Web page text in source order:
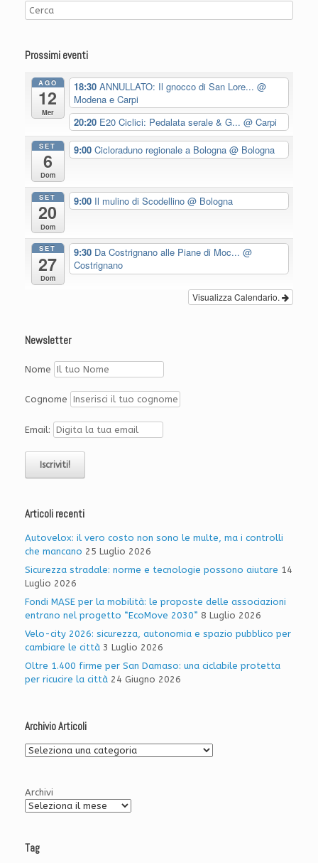
Prossimi eventi
AGO
12
Mer
18:30 ANNULLATO: Il gnocco di San Lore... @
Modena e Carpi
20:20 E20 Ciclici: Pedalata serale & G... @ Carpi
SET
6
Dom
9:00 Cicloraduno regionale a Bologna @ Bologna
SET
20
Dom
9:00 Il mulino di Scodellino @ Bologna
SET
27
Dom
9:30 Da Costrignano alle Piane di Moc... @
Costrignano
Visualizza Calendario.
Newsletter
Nome
Cognome
Email:
Articoli recenti
Autovelox: il vero costo non sono le multe, ma i controlli
che mancano 25 Luglio 2026
Sicurezza stradale: norme e tecnologie possono aiutare 14
Luglio 2026
Fondi MASE per la mobilità: le proposte delle associazioni
entrano nel progetto “EcoMove 2030” 8 Luglio 2026
Velo-city 2026: sicurezza, autonomia e spazio pubblico per
cambiare le città 3 Luglio 2026
Oltre 1.400 firme per San Damaso: una ciclabile protetta
per ricucire la città 24 Giugno 2026
Archivio Articoli
Archivio
Archivi
Tag